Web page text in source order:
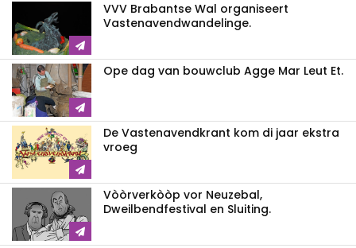
VVV Brabantse Wal organiseert
Vastenavendwandelinge.
Ope dag van bouwclub Agge Mar Leut Et.
De Vastenavendkrant kom di jaar ekstra
vroeg
Vòòrverkòòp vor Neuzebal,
Dweilbendfestival en Sluiting.